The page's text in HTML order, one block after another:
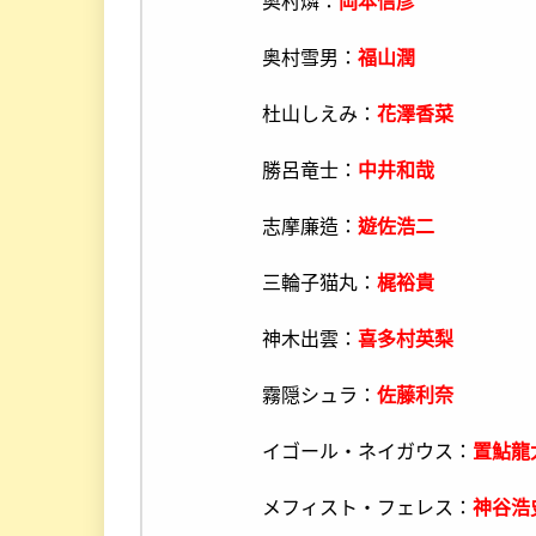
奥村雪男： 福山潤
杜山しえみ： 花澤香菜
勝呂竜士： 中井和哉
志摩廉造： 遊佐浩二
三輪子猫丸： 梶裕貴
神木出雲： 喜多村英梨
霧隠シュラ： 佐藤利奈
イゴール・ネイガウス： 置鮎龍
メフィスト・フェレス： 神谷浩